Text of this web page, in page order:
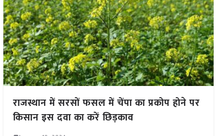
राजस्थान में सरसों फसल में चेंपा का प्रकोप होने पर
किसान इस दवा का करें छिड़काव